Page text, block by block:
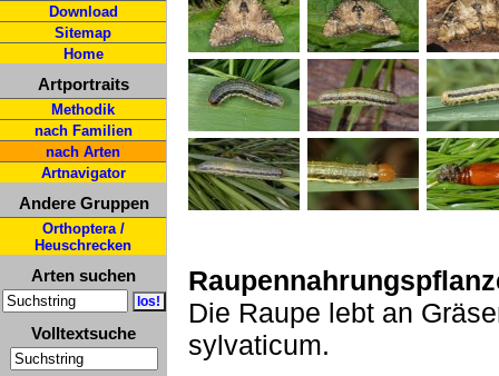
Download
Sitemap
Home
Artportraits
Methodik
nach Familien
nach Arten
Artnavigator
Andere Gruppen
Orthoptera /
Heuschrecken
Arten suchen
Volltextsuche
Die Raupe lebt an
sylvaticum.